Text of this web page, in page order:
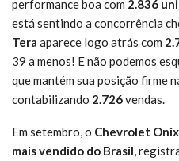
performance boa com 2.836
está sentindo a concorrência
Tera aparece logo atrás com
39 a menos! E não podemos
que mantém sua posição firme
contabilizando 2.726vendas.
Em setembro, o Chevrolet
mais vendido do Brasil,